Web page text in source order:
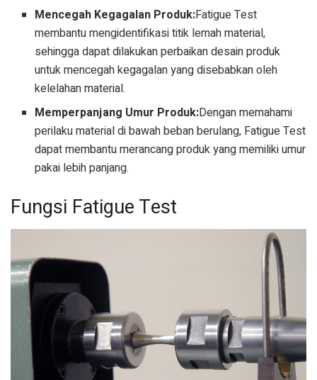
Mencegah Kegagalan Produk:Fatigue Test
membantu mengidentifikasi titik lemah material,
sehingga dapat dilakukan perbaikan desain produk
untuk mencegah kegagalan yang disebabkan oleh
kelelahan material.
Memperpanjang Umur Produk:Dengan memahami
perilaku material di bawah beban berulang, Fatigue Test
dapat membantu merancang produk yang memiliki umur
pakai lebih panjang.
Fungsi Fatigue Test